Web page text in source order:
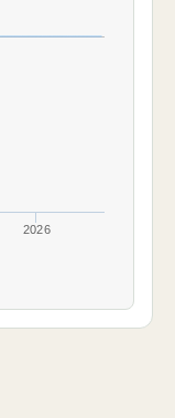
2026